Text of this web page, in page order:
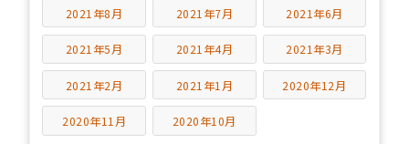
2021年8月 2021年7月 2021年6月
2021年5月 2021年4月 2021年3月
2021年2月 2021年1月 2020年12月
2020年11月 2020年10月